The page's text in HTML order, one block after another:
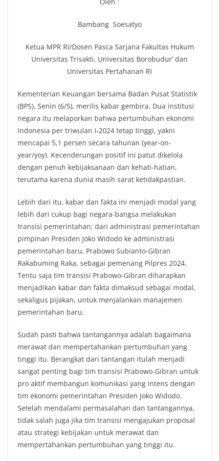
Oleh :
Bambang Soesatyo
Ketua MPR RI/Dosen Pasca Sarjana Fakultas Hukum
Universitas Trisakti, Universitas Borobudur’ dan
Universitas Pertahanan RI
Kementerian Keuangan bersama Badan Pusat Statistik
(BPS), Senin (6/5), merilis kabar gembira. Dua institusi
negara itu melaporkan bahwa pertumbuhan ekonomi
Indonesia per triwulan I-2024 tetap tinggi, yakni
mencapai 5,1 persen secara tahunan (year-on-
year/yoy). Kecenderungan positif ini patut dikelola
dengan penuh kebijaksanaan dan kehati-hatian,
terutama karena dunia masih sarat ketidakpastian.
Lebih dari itu, kabar dan fakta ini menjadi modal yang
lebih dari cukup bagi negara-bangsa melakukan
transisi pemerintahan; dari administrasi pemerintahan
pimpinan Presiden Joko Widodo ke administrasi
pemerintahan baru, Prabowo Subianto-Gibran
Rakabuming Raka, sebagai pemenang Pilpres 2024.
Tentu saja tim transisi Prabowo-Gibran diharapkan
menjadikan kabar dan fakta dimaksud sebagai modal,
sekaligus pijakan, untuk menjalankan manajemen
pemerintahan baru.
Sudah pasti bahwa tantangannya adalah bagaimana
merawat dan mempertahankan pertumbuhan yang
tinggi itu. Berangkat dari tantangan itulah menjadi
sangat penting bagi tim transisi Prabowo-Gibran untuk
pro aktif membangun komunikasi yang intens dengan
tim ekonomi pemerintahan Presiden Joko Widodo.
Setelah mendalami permasalahan dan tantangannya,
tidak salah juga jika tim transisi mengajukan proposal
atau strategi kebijakan untuk merawat dan
mempertahankan pertumbuhan yang tinggi itu.